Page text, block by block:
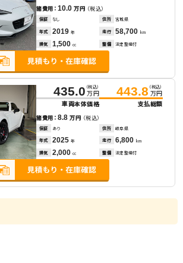
諸費用：10.0万円 （税込）
保証 なし 住所 宮城県
年式 2019 年 走行 58,700 km
排気 1,500 cc 整備 法定整備付
435.0 （税込）
万円
車両本体価格
443.8 （税込）
万円
支払総額
諸費用：8.8万円 （税込）
保証 あり 住所 岐阜県
年式 2025 年 走行 6,800 km
排気 2,000 cc 整備 法定整備付